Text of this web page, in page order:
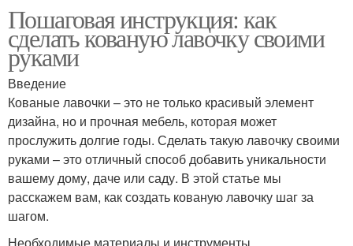
Пошаговая инструкция: как
сделать кованую лавочку своими
руками
Введение
Кованые лавочки – это не только красивый элемент
дизайна, но и прочная мебель, которая может
прослужить долгие годы. Сделать такую лавочку своими
руками – это отличный способ добавить уникальности
вашему дому, даче или саду. В этой статье мы
расскажем вам, как создать кованую лавочку шаг за
шагом.